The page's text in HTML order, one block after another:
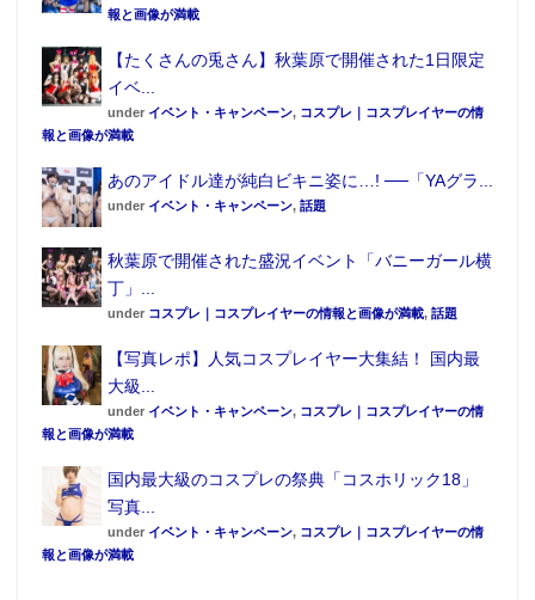
報と画像が満載
【たくさんの兎さん】秋葉原で開催された1日限定
イベ...
under イベント・キャンペーン, コスプレ｜コスプレイヤーの情
報と画像が満載
あのアイドル達が純白ビキニ姿に…! ──「YAグラ...
under イベント・キャンペーン, 話題
秋葉原で開催された盛況イベント「バニーガール横
丁」...
under コスプレ｜コスプレイヤーの情報と画像が満載, 話題
【写真レポ】人気コスプレイヤー大集結！ 国内最
大級...
under イベント・キャンペーン, コスプレ｜コスプレイヤーの情
報と画像が満載
国内最大級のコスプレの祭典「コスホリック18」
写真...
under イベント・キャンペーン, コスプレ｜コスプレイヤーの情
報と画像が満載